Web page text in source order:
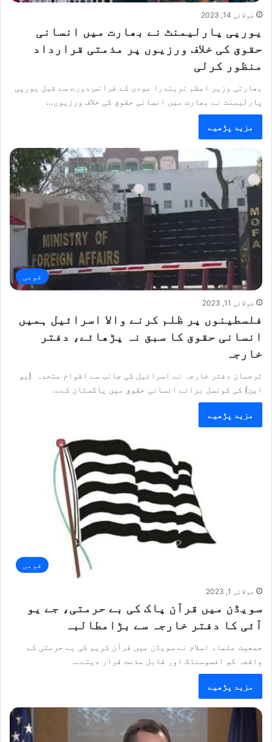
جولائی 14, 2023
یورپی پارلیمنٹ نے بھارت میں انسانی
حقوق کی خلاف ورزیوں پر مذمتی قرارداد
منظور کرلی
بھارتی وزیر اعظم نریندرا مودی کے فرانس دورے سے قبل یورپی
پارلیمنٹ نے بھارت میں انسانی حقوق کی خلاف ورزیوں…
مزید پڑھیے
قومی
جولائی 11, 2023
فلسطینوں پر ظلم کرنے والا اسرائیل ہمیں
انسانی حقوق کا سبق نہ پڑھائے، دفتر
خارجہ
ترجمان دفتر خارجہ نے اسرائیل کی جانب سے اقوام متحدہ (یو
این) کی کونسل برائے انسانی حقوق میں پاکستان کے…
مزید پڑھیے
قومی
جولائی 1, 2023
سویڈن میں قرآن پاک کی بے حرمتی، جے یو
آئی کا دفتر خارجہ سے بڑامطالبہ
جمعیت علماء اسلام نے سویڈن میں قرآن کریم کی بے حرمتی کے
واقعہ کو افسوسناک اور قابل مذمت قرار دیتے…
مزید پڑھیے